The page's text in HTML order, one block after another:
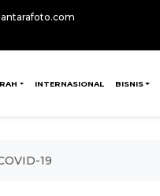
INTERNASIONAL BISNIS
19